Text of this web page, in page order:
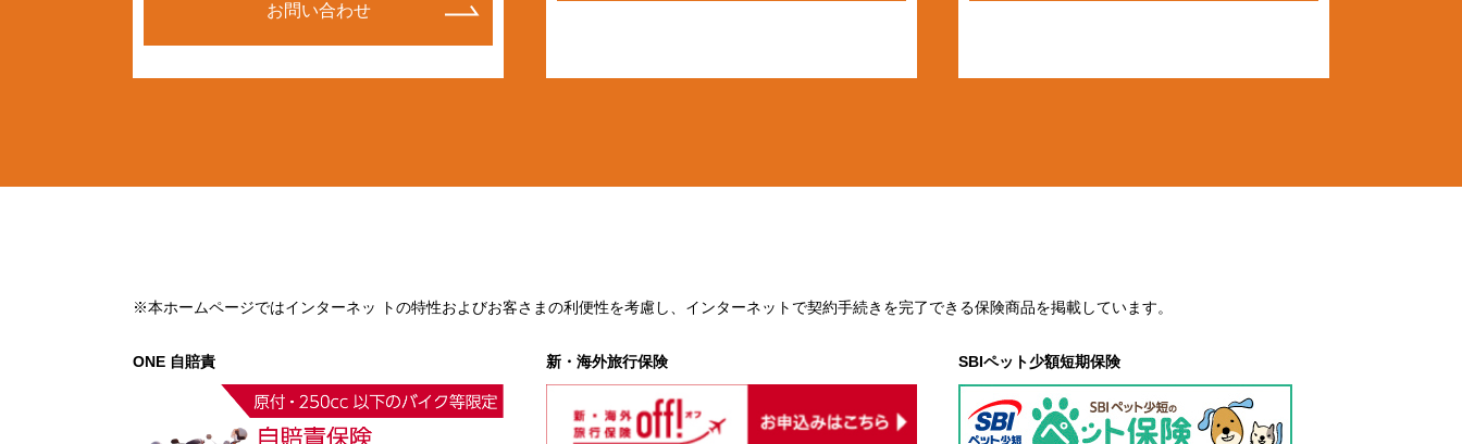
お問い合わせ
※本ホームページではインターネッ トの特性およびお客さまの利便性を考慮し、インターネットで契約手続きを完了できる保険商品を掲載しています。
ONE 自賠責 新・海外旅行保険 SBIペット少額短期保険